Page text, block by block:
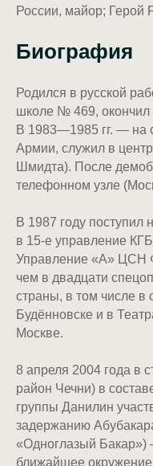
России, майор; Герой
Биография
Родился в русской
школе № 469,
В 1983—1985 гг. — на
Армии, служил в
Шмидта). После
телефонном узле
В 1987 году поступил
в 15-е управление
Управление «А» ЦСН
чем в двадцати
страны, в том числе в
Будённовске и в
Москве.
8 апреля 2004 года в
район Чечни) в
группы Данилин
задержанию
«Одноглазый Бакар»)
ближайшее